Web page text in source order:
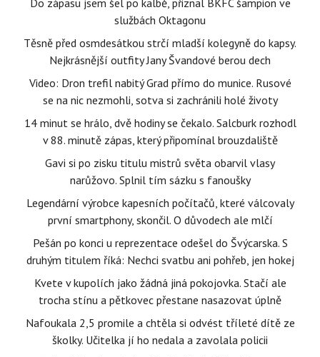
Do zápasu jsem šel po kalbě, přiznal BKFC šampion ve
službách Oktagonu
Těsně před osmdesátkou strčí mladší kolegyně do kapsy.
Nejkrásnější outfity Jany Švandové berou dech
Video: Dron trefil nabitý Grad přímo do munice. Rusové
se na nic nezmohli, sotva si zachránili holé životy
14 minut se hrálo, dvě hodiny se čekalo. Salcburk rozhodl
v 88. minutě zápas, který připomínal brouzdaliště
Gavi si po zisku titulu mistrů světa obarvil vlasy
narůžovo. Splnil tím sázku s fanoušky
Legendární výrobce kapesních počítačů, které válcovaly
první smartphony, skončil. O důvodech ale mlčí
Pešán po konci u reprezentace odešel do Švýcarska. S
druhým titulem říká: Nechci svatbu ani pohřeb, jen hokej
Kvete v kupolích jako žádná jiná pokojovka. Stačí ale
trocha stínu a pětkovec přestane nasazovat úplně
Nafoukala 2,5 promile a chtěla si odvést tříleté dítě ze
školky. Učitelka jí ho nedala a zavolala policii